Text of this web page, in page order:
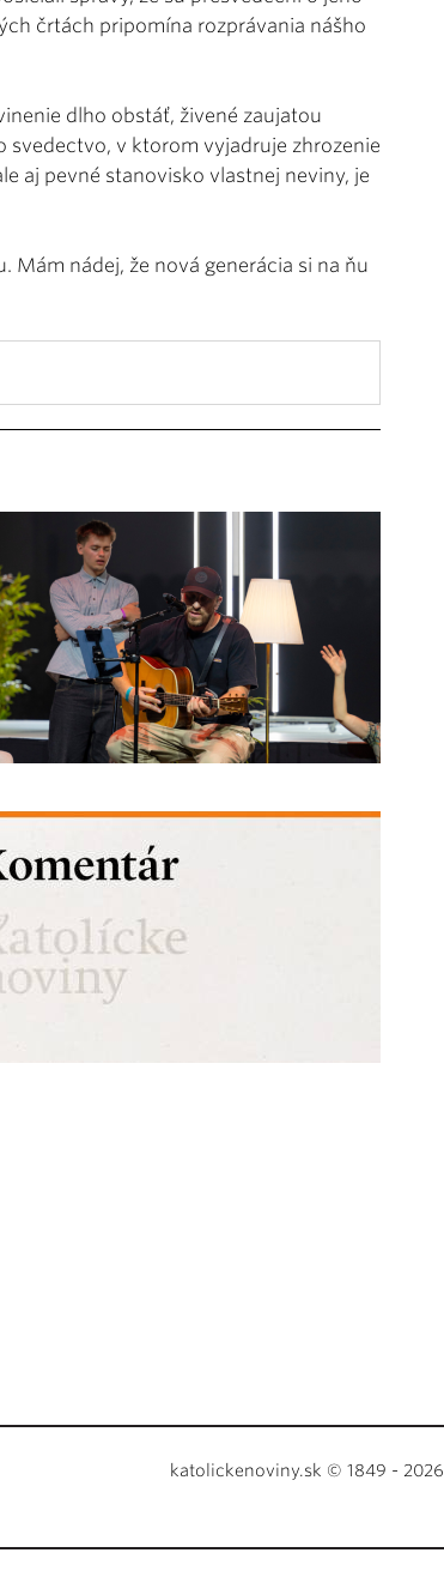
črtách pripomína rozprávania nášho
dlho obstáť, živené zaujatou
svedectvo, v ktorom vyjadruje zhrozenie
aj pevné stanovisko vlastnej neviny, je
nádej, že nová generácia si na ňu
katolickenoviny.sk © 1849 -